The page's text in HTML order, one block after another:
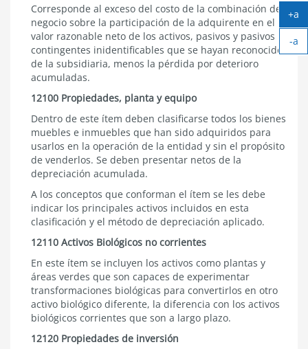
Corresponde al exceso del costo de la combinación de
negocio sobre la participación de la adquirente en el
valor razonable neto de los activos, pasivos y pasivos
contingentes inidentificables que se hayan reconocido
de la subsidiaria, menos la pérdida por deterioro
acumuladas.
12100 Propiedades, planta y equipo
Dentro de este ítem deben clasificarse todos los bienes
muebles e inmuebles que han sido adquiridos para
usarlos en la operación de la entidad y sin el propósito
de venderlos. Se deben presentar netos de la
depreciación acumulada.
A los conceptos que conforman el ítem se les debe
indicar los principales activos incluidos en esta
clasificación y el método de depreciación aplicado.
12110 Activos Biológicos no corrientes
En este ítem se incluyen los activos como plantas y
áreas verdes que son capaces de experimentar
transformaciones biológicas para convertirlos en otro
activo biológico diferente, la diferencia con los activos
biológicos corrientes que son a largo plazo.
12120 Propiedades de inversión
+a
-a